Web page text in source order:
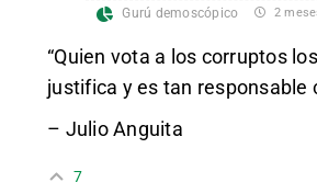
Gurú demoscópico 2
“Quien vota a los corruptos
justifica y es tan responsable
– Julio Anguita
7